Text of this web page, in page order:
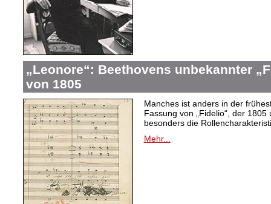
„Leonore“: Beethovens unbekannter
von 1805
Manches ist anders in der
Fassung von „Fidelio“, der 1805
besonders die
Mehr...